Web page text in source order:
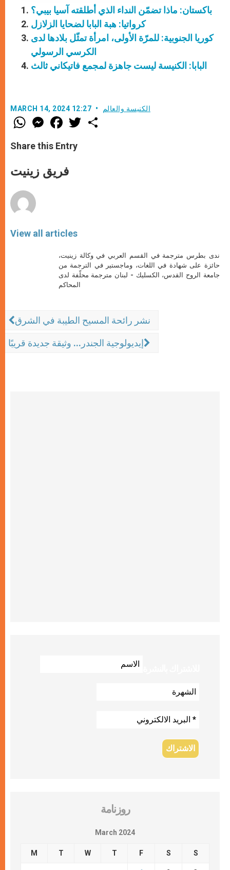
باكستان: ماذا تضمّن النداء الذي أطلقته آسيا بيبي؟
كرواتيا: هبة البابا لضحايا الزلازل
كوريا الجنوبية: للمرّة الأولى، امرأة تمثّل بلادها لدى
الكرسي الرسولي
البابا: الكنيسة ليست جاهزة لمجمع فاتيكاني ثالث
MARCH 14, 2024 12:27 الكنيسة والعالم
W
h
t
s
p
p
M
e
s
e
g
e
F
a
e
b
o
k
T
w
Share this Entry
فريق زينيت
View all articles
ندى بطرس مترجمة في القسم العربي في وكالة زينيت،
حائزة على شهادة في اللغات، وماجستير في الترجمة من
جامعة الروح القدس، الكسليك - لبنان مترجمة محلّفة لدى
المحاكم
نشر رائحة المسيح الطيبة في الشرق
إيديولوجية الجندر... وثيقة جديدة قريبًا
روزنامة
March 2024
M T W T F S S